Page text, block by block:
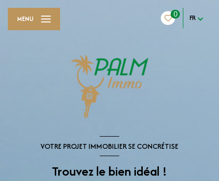
0 FR
MENU
VOTRE PROJET IMMOBILIER SE CONCRÉTISE
Trouvez le bien idéal !